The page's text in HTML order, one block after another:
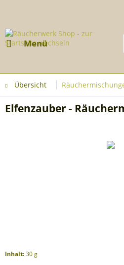
Menü
Übersicht
Elfenzauber -
Inhalt:30 g